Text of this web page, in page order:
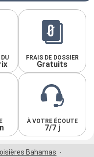
FRAIS DE DOSSIER
Gratuits
À VOTRE ÉCOUTE
7/7 j
Bahamas